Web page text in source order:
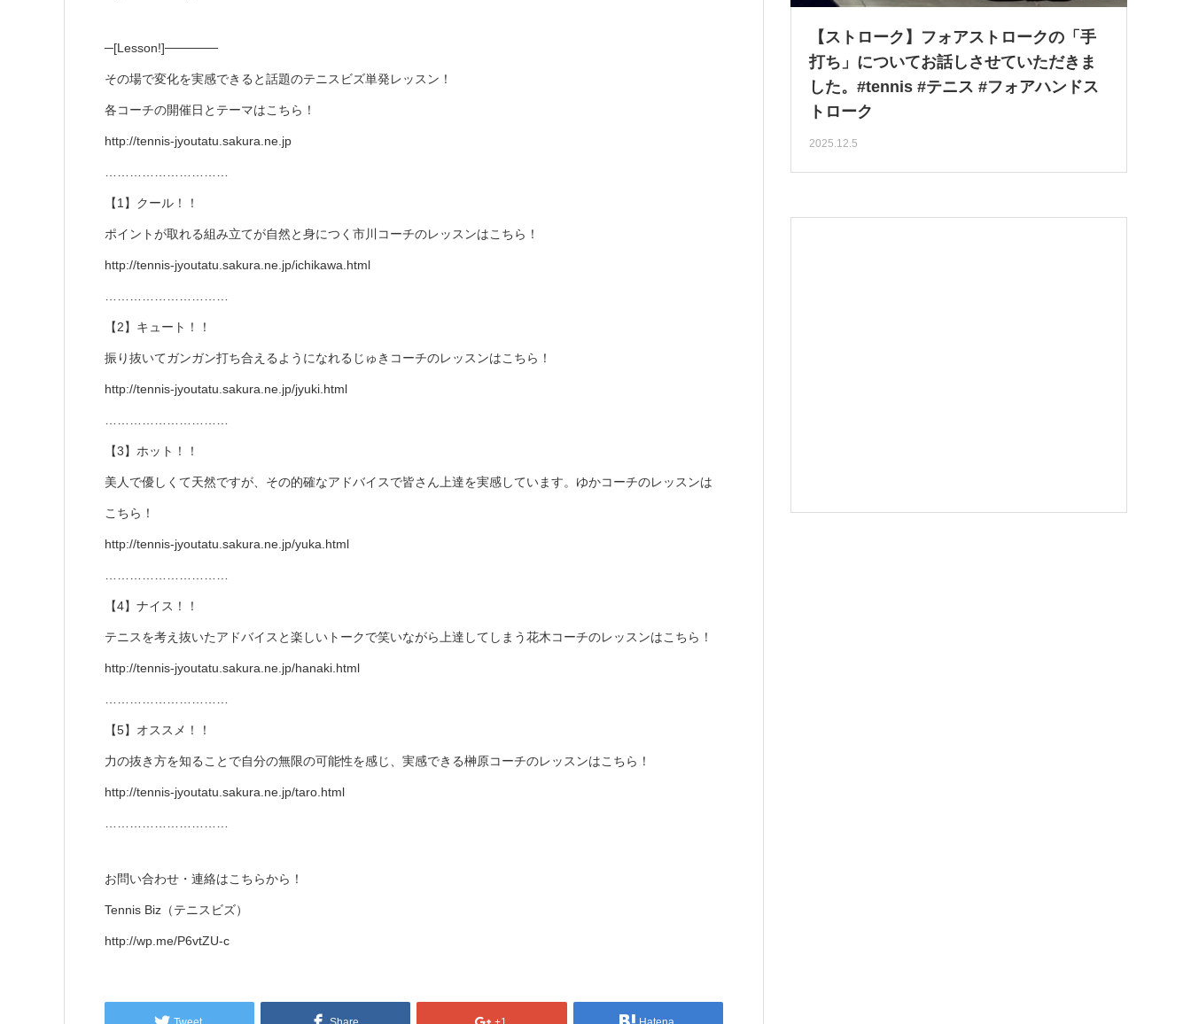
─[Lesson!]──────
その場で変化を実感できると話題のテニスビズ単発レッスン！
各コーチの開催日とテーマはこちら！
http://tennis-jyoutatu.sakura.ne.jp
【1】クール！！
ポイントが取れる組み立てが自然と身につく市川コーチのレッスンはこちら！
http://tennis-jyoutatu.sakura.ne.jp/ichikawa.html
【2】キュート！！
振り抜いてガンガン打ち合えるようになれるじゅきコーチのレッスンはこちら！
http://tennis-jyoutatu.sakura.ne.jp/jyuki.html
【3】ホット！！
美人で優しくて天然ですが、その的確なアドバイスで皆さん上達を実感しています。ゆかコーチのレッスンは
こちら！
http://tennis-jyoutatu.sakura.ne.jp/yuka.html
【4】ナイス！！
テニスを考え抜いたアドバイスと楽しいトークで笑いながら上達してしまう花木コーチのレッスンはこちら！
http://tennis-jyoutatu.sakura.ne.jp/hanaki.html
【5】オススメ！！
力の抜き方を知ることで自分の無限の可能性を感じ、実感できる榊原コーチのレッスンはこちら！
http://tennis-jyoutatu.sakura.ne.jp/taro.html
お問い合わせ・連絡はこちらから！
Tennis Biz（テニスビズ）
http://wp.me/P6vtZU-c​
【ストローク】フォアストロークの「手
打ち」についてお話しさせていただきま
した。#tennis #テニス #フォアハンドス
トローク
2025.12.5